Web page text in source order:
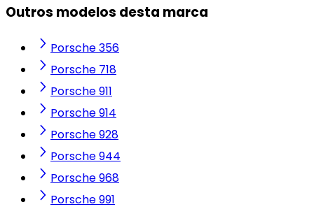
Outros modelos desta marca
Porsche 356
Porsche 718
Porsche 911
Porsche 914
Porsche 928
Porsche 944
Porsche 968
Porsche 991